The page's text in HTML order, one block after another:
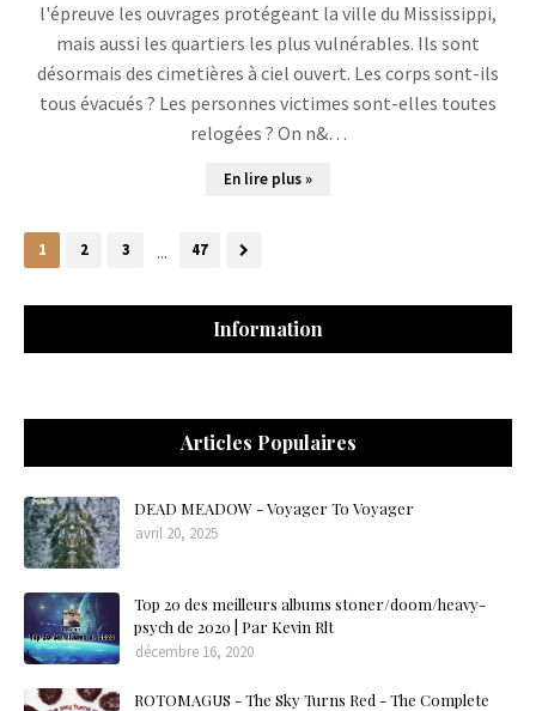
l'épreuve les ouvrages protégeant la ville du Mississippi,
mais aussi les quartiers les plus vulnérables. Ils sont
désormais des cimetières à ciel ouvert. Les corps sont-ils
tous évacués ? Les personnes victimes sont-elles toutes
relogées ? On n&…
En lire plus »
1 2 3 ... 47
Information
Articles Populaires
DEAD MEADOW - Voyager To Voyager
avril 20, 2025
Top 20 des meilleurs albums stoner/doom/heavy-
psych de 2020 | Par Kevin Rlt
décembre 16, 2020
ROTOMAGUS - The Sky Turns Red - The Complete